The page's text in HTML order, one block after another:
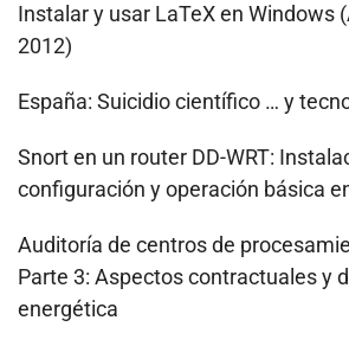
Instalar y usar LaTeX en Windows
2012)
España: Suicidio científico … y
Snort en un router DD-WRT:
configuración y operación básica
Auditoría de centros de
Parte 3: Aspectos contractuales y
energética